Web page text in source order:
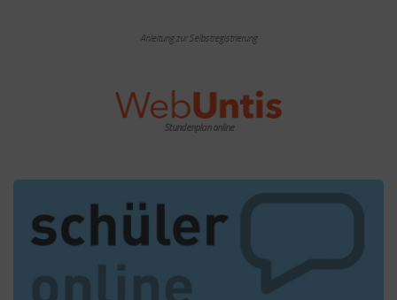
Anleitung zur Selbstregistrierung
Stundenplan online